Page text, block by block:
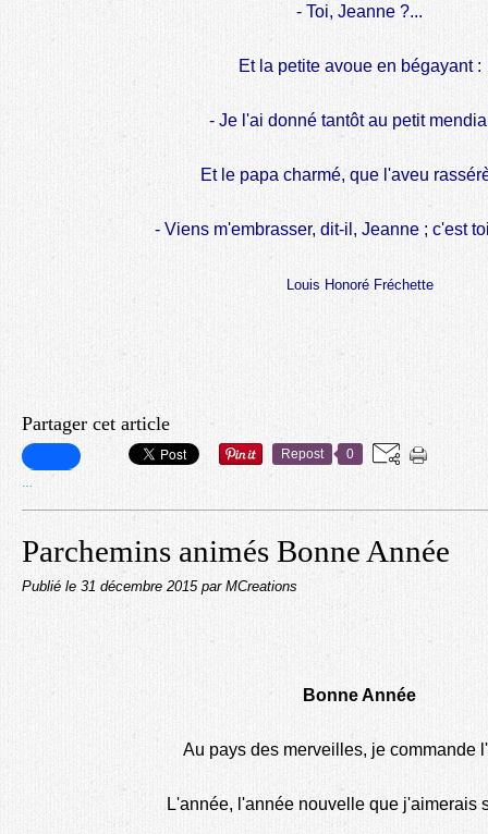
- Toi, Jeanne ?...
Et la petite avoue en bégayant :
- Je l'ai donné tantôt au petit
Et le papa charmé, que l'aveu
- Viens m'embrasser, dit-il, Jeanne ; c'est
Louis Honoré Fréchette
Partager cet article
Repost 0
Parchemins animés Bonne Année
Publié le 31 décembre 2015 par MCreations
Bonne Année
Au pays des merveilles, je commande
L'année, l'année nouvelle que j'aimerais